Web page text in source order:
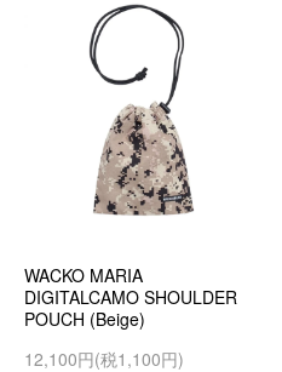
WACKO MARIA
DIGITALCAMO SHOULDER
POUCH (Beige)
12,100円(税1,100円)